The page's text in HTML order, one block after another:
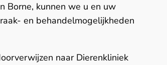
Borne, kunnen we u en uw
en behandelmogelijkheden
naar Dierenkliniek